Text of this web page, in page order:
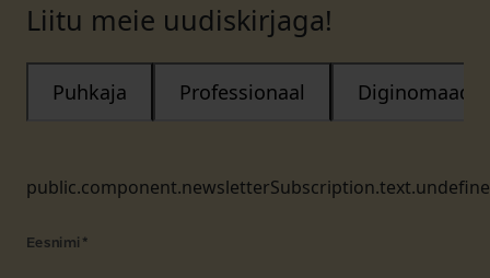
Liitu meie uudiskirjaga!
Puhkaja Professionaal Diginomaad
Eesnimi *